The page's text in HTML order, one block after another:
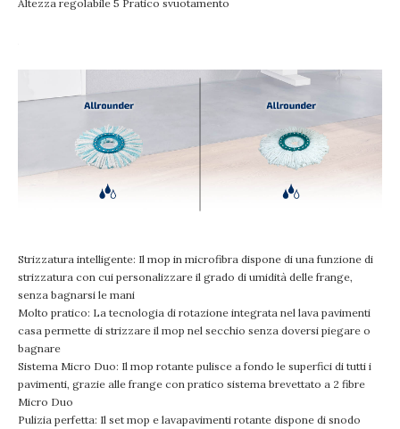
Altezza regolabile 5 Pratico svuotamento
Strizzatura intelligente: Il mop in microfibra dispone di una funzione di
strizzatura con cui personalizzare il grado di umidità delle frange,
senza bagnarsi le mani
Molto pratico: La tecnologia di rotazione integrata nel lava pavimenti
casa permette di strizzare il mop nel secchio senza doversi piegare o
bagnare
Sistema Micro Duo: Il mop rotante pulisce a fondo le superfici di tutti i
pavimenti, grazie alle frange con pratico sistema brevettato a 2 fibre
Micro Duo
Pulizia perfetta: Il set mop e lavapavimenti rotante dispone di snodo